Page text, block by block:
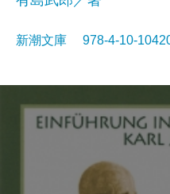
新潮文庫 978-4-10-